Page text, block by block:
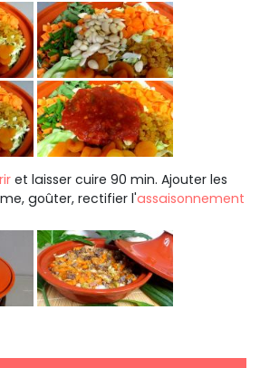
et laisser cuire 90 min. Ajouter les
goûter, rectifier l'assaisonnement